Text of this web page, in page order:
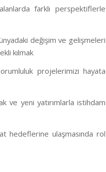
farklı perspektiflerle
değişim ve gelişmeleri
kılmak
projelerimizi hayata
ve yeni yatırımlarla istihdam
hedeflerine ulaşmasında rol